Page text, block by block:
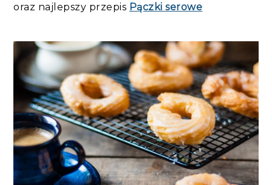
oraz najlepszy przepis Pączki serowe